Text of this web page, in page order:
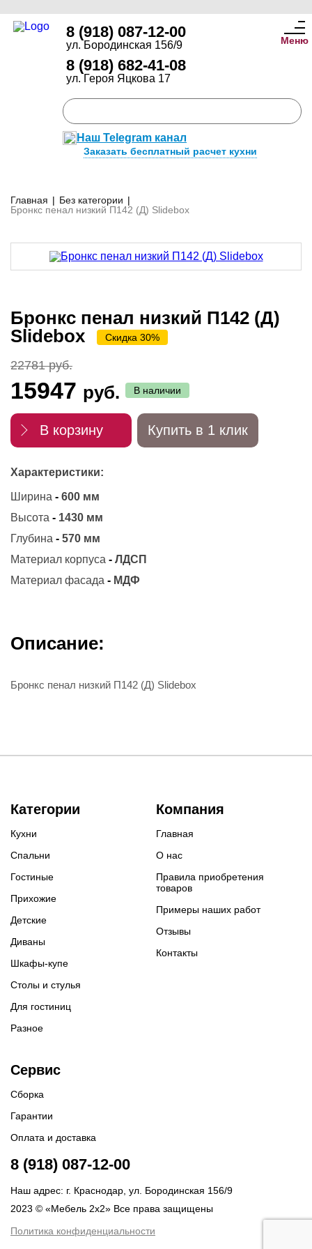
8 (918) 087-12-00
ул. Бородинская 156/9
8 (918) 682-41-08
ул. Героя Яцкова 17
Наш Telegram канал
Заказать бесплатный расчет кухни
Меню
Главная | Без категории |
Бронкс пенал низкий П142 (Д) Slidebox
Бронкс пенал низкий П142 (Д)
Slidebox
Скидка 30%
22781 руб.
15947 руб. В наличии
В корзину Купить в 1 клик
Характеристики:
Ширина - 600 мм
Высота - 1430 мм
Глубина - 570 мм
Материал корпуса - ЛДСП
Материал фасада - МДФ
Описание:
Бронкс пенал низкий П142 (Д) Slidebox
Категории
Кухни
Спальни
Гостиные
Прихожие
Детские
Диваны
Шкафы-купе
Столы и стулья
Для гостиниц
Разное
Компания
Главная
О нас
Правила приобретения
товаров
Примеры наших работ
Отзывы
Контакты
Сервис
Сборка
Гарантии
Оплата и доставка
8 (918) 087-12-00
Наш адрес: г. Краснодар, ул. Бородинская 156/9
2023 © «Мебель 2x2» Все права защищены
Политика конфиденциальности